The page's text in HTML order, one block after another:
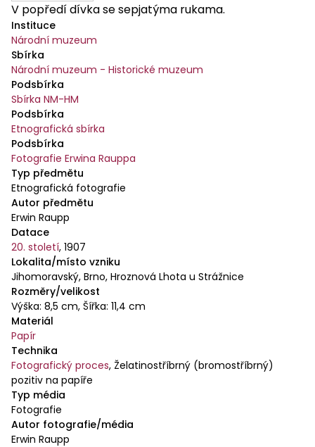
V popředí dívka se sepjatýma rukama.
Instituce
Národní muzeum
Sbírka
Národní muzeum - Historické muzeum
Podsbírka
Sbírka NM-HM
Podsbírka
Etnografická sbírka
Podsbírka
Fotografie Erwina Rauppa
Typ předmětu
Etnografická fotografie
Autor předmětu
Erwin Raupp
Datace
20. století, 1907
Lokalita/místo vzniku
Jihomoravský, Brno, Hroznová Lhota u Strážnice
Rozměry/velikost
Výška: 8,5 cm, Šířka: 11,4 cm
Materiál
Papír
Technika
Fotografický proces, Želatinostříbrný (bromostříbrný)
pozitiv na papíře
Typ média
Fotografie
Autor fotografie/média
Erwin Raupp